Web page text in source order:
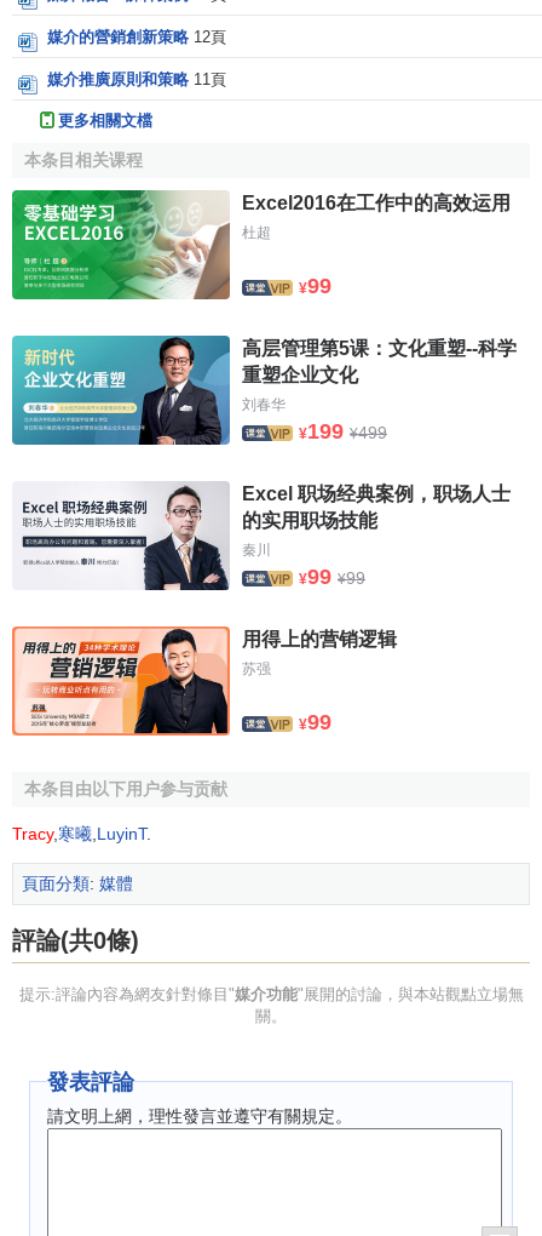
除了拉斯韋爾提出、賴特補充的媒介四大功能外，另一
位傳播學者
三種功能：授予地位、促進社會規範的實行和麻醉精神。其
中前兩種是正功能，後一種是負功能。
1．授予地位。授予地位指媒介通過
式，能夠授予個人、團體、社會問題以及社會運動以顯赫地
位，即抬高其身價、擴大其知名度
界人士及影視界人士樂此不疲的原因。該功能能夠促成
組織和個人日益自覺的社會行為，因此，從事“
2．促進社會準則的實行。這一功能主要指媒介可以通過
揭露某些背離公共道德的
行為，以發起有組織的社會行動。
這樣，可以迫使公眾採取一定的行動去反對他們曾經私下予
眾媒介之所以具有這種功能，就在於其本身具有公開性和社
會性的特性。
3．麻醉精神。麻醉精神指公眾與 媒介接觸
能體現在兩方面：一是讓人沉醉於虛幻滿足之中，二是由此
剝奪了人的行動能力。就此，拉扎斯菲爾德和
眾媒介是最高尚、最有效的一種社會麻醉品，中毒的受眾甚
至都不瞭解自己的病端。對於該功能的批判，在今天仍有意
張昆：《大眾媒介的政治社會化功能》，武漢大學
出版社，2003
媒介的營銷創新策略 12頁
媒介推廣原則和策略 11頁
更多相關文檔
本条目相关课程
Excel2016在工作中的高效运用
杜超
¥99
高层管理第5课：文化重塑--科学
重塑企业文化
刘春华
¥199 ¥499
Excel 职场经典案例，职场人士
的实用职场技能
秦川
¥99 ¥99
用得上的营销逻辑
苏强
¥99
本条目由以下用户参与贡献
Tracy, 寒曦 LuyinT.
頁面分類: 媒體
評論(共0條)
提示:評論內容為網友針對條目"媒介功能"展開的討論，與本站觀點立場無
關。
發表評論
請文明上網，理性發言並遵守有關規定。